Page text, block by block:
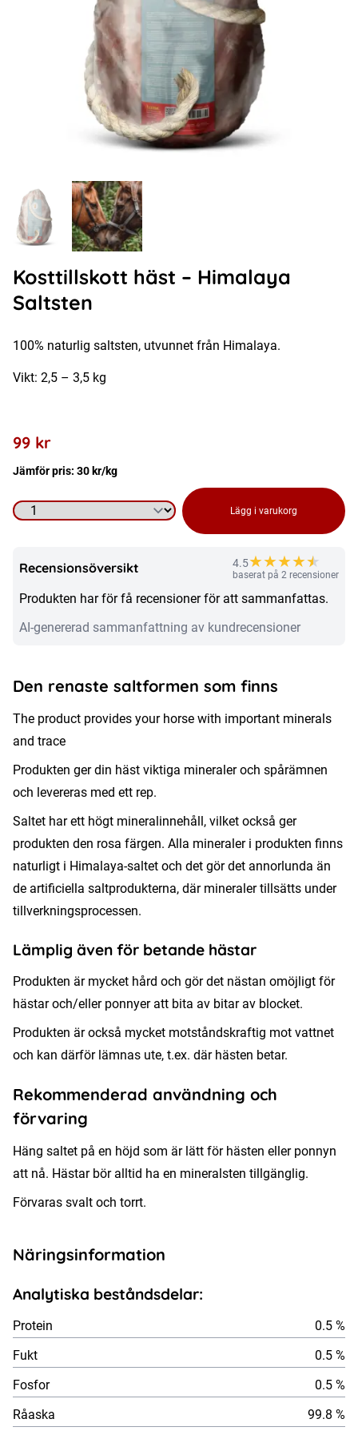
Kosttillskott häst – Himalaya
Saltsten
100% naturlig saltsten, utvunnet från Himalaya.
Vikt: 2,5 – 3,5 kg
99 kr
Jämför pris: 30 kr/kg
Kosttillskott
Himalaya
Saltsten
mängd
Lägg i varukorg
Recensionsöversikt 4.5★★★★★
★
baserat på 2 recensioner
Produkten har för få recensioner för att sammanfattas.
AI-genererad sammanfattning av kundrecensioner
Den renaste saltformen som finns
The product provides your horse with important minerals
and trace
Produkten ger din häst viktiga mineraler och spårämnen
och levereras med ett rep.
Saltet har ett högt mineralinnehåll, vilket också ger
produkten den rosa färgen. Alla mineraler i produkten finns
naturligt i Himalaya-saltet och det gör det annorlunda än
de artificiella saltprodukterna, där mineraler tillsätts under
tillverkningsprocessen.
Lämplig även för betande hästar
Produkten är mycket hård och gör det nästan omöjligt för
hästar och/eller ponnyer att bita av bitar av blocket.
Produkten är också mycket motståndskraftig mot vattnet
och kan därför lämnas ute, t.ex. där hästen betar.
Rekommenderad användning och
förvaring
Häng saltet på en höjd som är lätt för hästen eller ponnyn
att nå. Hästar bör alltid ha en mineralsten tillgänglig.
Förvaras svalt och torrt.
Näringsinformation
Analytiska beståndsdelar:
Protein
0.5 %
Fukt
0.5 %
Fosfor
0.5 %
Råaska
99.8 %